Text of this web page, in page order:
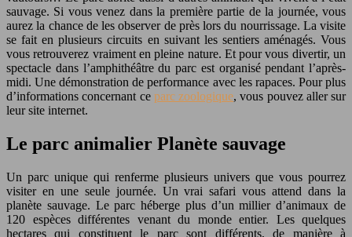
sauvage. Si vous venez dans la première partie de la journée, vous
aurez la chance de les observer de près lors du nourrissage. La visite
se fait en plusieurs circuits en suivant les sentiers aménagés. Vous
vous retrouverez vraiment en pleine nature. Et pour vous divertir, un
spectacle dans l’amphithéâtre du parc est organisé pendant l’après-
midi. Une démonstration de performance avec les rapaces. Pour plus
d’informations concernant ce parc zoologique, vous pouvez aller sur
leur site internet.
Le parc animalier Planète sauvage
Un parc unique qui renferme plusieurs univers que vous pourrez
visiter en une seule journée. Un vrai safari vous attend dans la
planète sauvage. Le parc héberge plus d’un millier d’animaux de
120 espèces différentes venant du monde entier. Les quelques
hectares qui constituent le parc sont différents, de manière à